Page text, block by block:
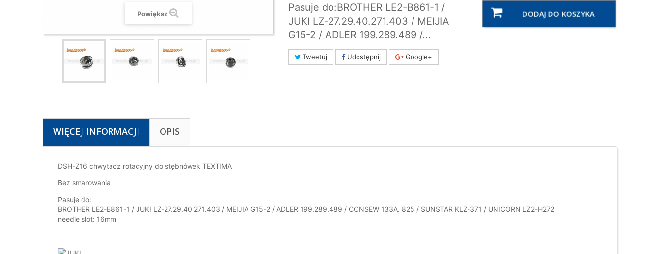
Powiększ
Pasuje do:BROTHER LE2-B861-1 /
JUKI LZ-27.29.40.271.403 / MEIJIA
G15-2 / ADLER 199.289.489 /...
Tweetuj Udostępnij Google+
DODAJ DO KOSZYKA
WIĘCEJ INFORMACJI OPIS
DSH-Z16 chwytacz rotacyjny do stębnówek TEXTIMA
Bez smarowania
Pasuje do:
BROTHER LE2-B861-1 / JUKI LZ-27.29.40.271.403 / MEIJIA G15-2 / ADLER 199.289.489 / CONSEW 133A. 825 / SUNSTAR KLZ-371 / UNICORN LZ2-H272
needle slot: 16mm